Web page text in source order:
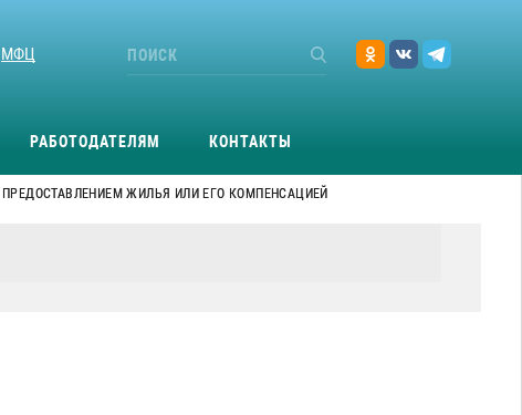
МФЦ
РАБОТОДАТЕЛЯМ КОНТАКТЫ
ПРЕДОСТАВЛЕНИЕМ ЖИЛЬЯ ИЛИ ЕГО КОМПЕНСАЦИЕЙ